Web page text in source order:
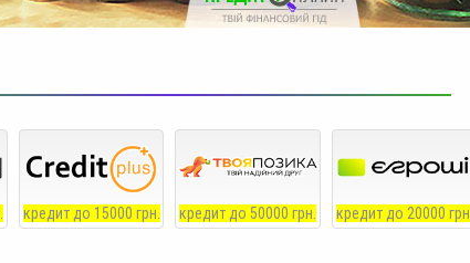
кредит до 15000 грн. кредит до 50000 грн. кредит до 20000 грн.